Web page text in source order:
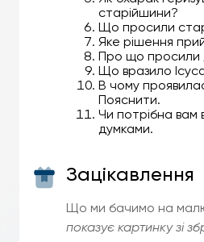
старійшини?
Що просили
Яке рішення
Про що просили
Що вразило
В чому
Пояснити.
Чи потрібна вам
думками.
Зацікавлення
Що ми бачимо на
показує картинку зі